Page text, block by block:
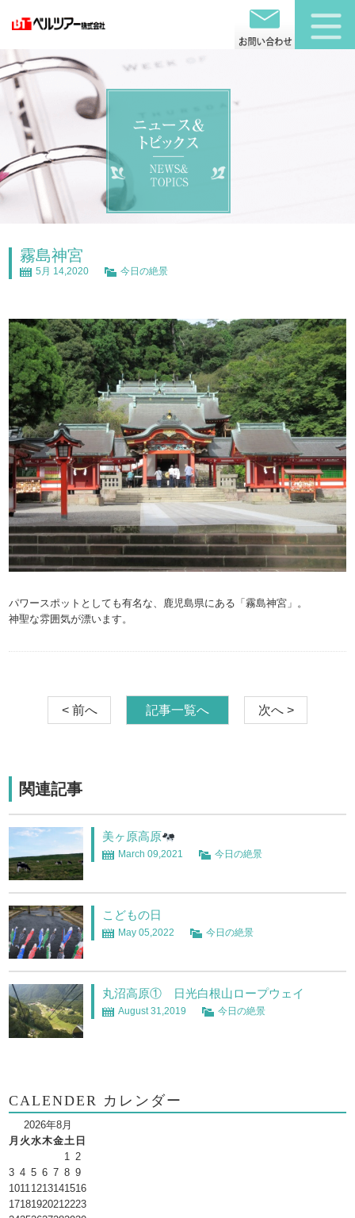
霧島神宮
5月 14,2020 今日の絶景
パワースポットとしても有名な、鹿児島県にある「霧島神宮」。
神聖な雰囲気が漂います。
< 前へ 記事一覧へ 次へ >
関連記事
美ヶ原高原
March 09,2021 今日の絶景
こどもの日
May 05,2022 今日の絶景
丸沼高原① 日光白根山ロープウェイ
August 31,2019 今日の絶景
CALENDER カレンダー
2026年8月
月 火水木金土 日
1
2
3 4 5 6 7 8 9
1011 1213141516
1718192021 2223